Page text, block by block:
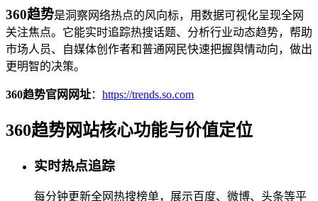
360趋势是洞察网络热点的风向标，用数据可视化呈现全网
关注焦点。它能实时追踪热搜话题、分析行业动态趋势，帮助
市场人员、自媒体创作者和普通网民快速把握舆情动向，做出
更明智的决策。
360趋势官网网址： https://trends.so.com
360趋势网站核心功能与价值定位
实时热点追踪
每分钟更新全网热搜榜单，展示百度、微博、头条等平